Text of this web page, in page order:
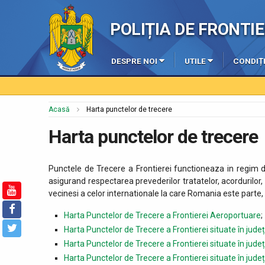
POLIȚIA DE
DESPRE NOI UTILE
Acasă Harta punctelor de trecere
Harta punctelor de trecere
Punctele de Trecere a Frontierei functioneaza in
asigurand respectarea prevederilor tratatelor,
vecinesi a celor internationale la care Romania este
Harta Punctelor de Trecere a Frontierei Aeroportuare;
Harta Punctelor de Trecere a Frontierei situate în
Harta Punctelor de Trecere a Frontierei situate în
Harta Punctelor de Trecere a Frontierei situate în